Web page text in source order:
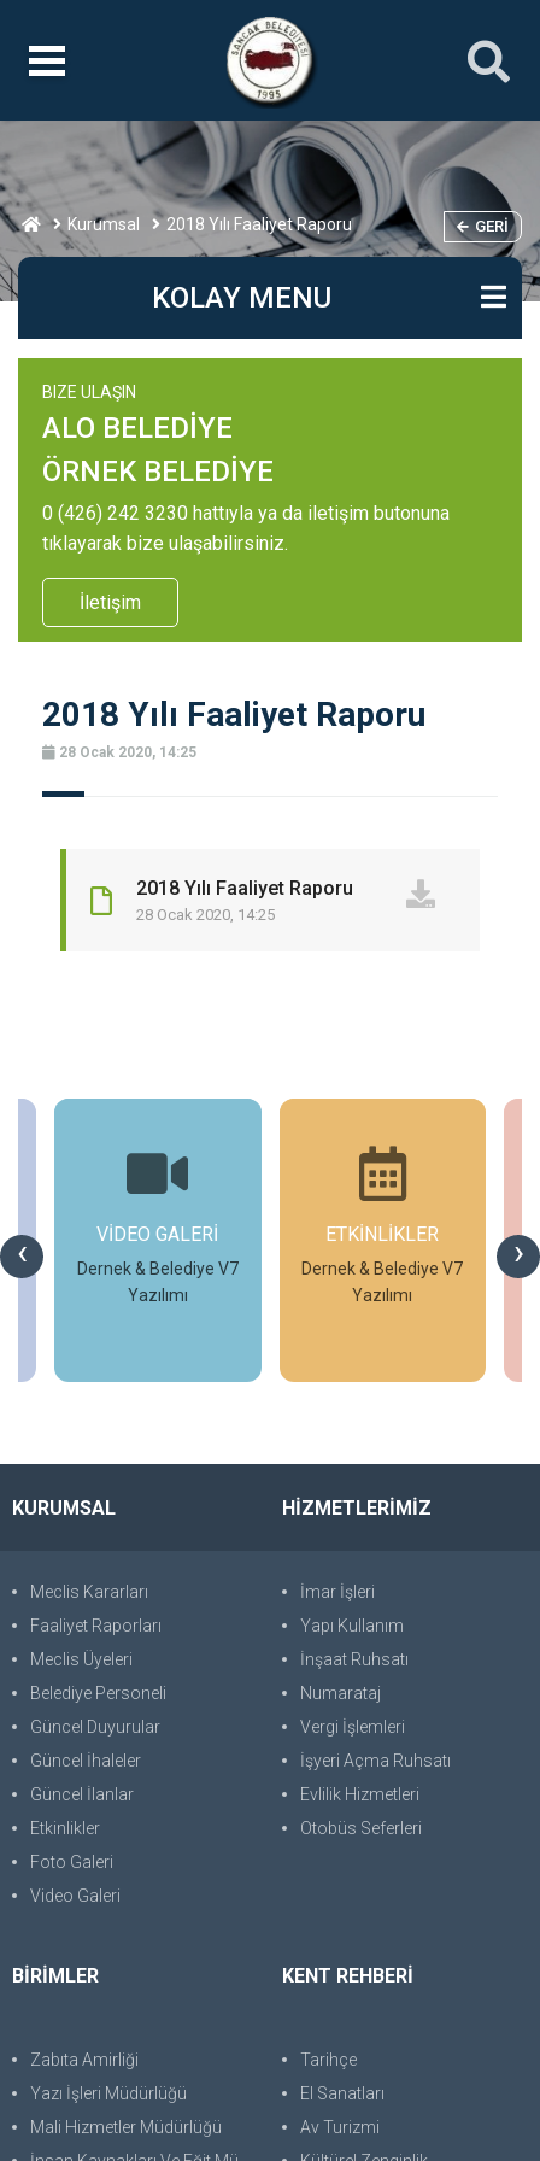
Kurumsal 2018 Yılı Faaliyet Raporu GERI
KOLAY MENU
BIZE ULAŞIN
ALO BELEDİYE
ÖRNEK BELEDİYE
0 (426) 242 3230 hattıyla ya da iletişim butonuna
tıklayarak bize ulaşabilirsiniz.
İletişim
2018 Yılı Faaliyet Raporu
28 Ocak 2020, 14:25
2018 Yılı Faaliyet Raporu
28 Ocak 2020, 14:25
‹ ›
VİDEO GALERİ
Dernek & Belediye V7
Yazılımı
ETKİNLİKLER
Dernek & Belediye V7
Yazılımı
KURUMSAL
Meclis Kararları
Faaliyet Raporları
Meclis Üyeleri
Belediye Personeli
Güncel Duyurular
Güncel İhaleler
Güncel İlanlar
Etkinlikler
Foto Galeri
Video Galeri
HİZMETLERİMİZ
İmar İşleri
Yapı Kullanım
İnşaat Ruhsatı
Numarataj
Vergi İşlemleri
İşyeri Açma Ruhsatı
Evlilik Hizmetleri
Otobüs Seferleri
BİRİMLER
Zabıta Amirliği
Yazı İşleri Müdürlüğü
Mali Hizmetler Müdürlüğü
KENT REHBERİ
Tarihçe
El Sanatları
Av Turizmi